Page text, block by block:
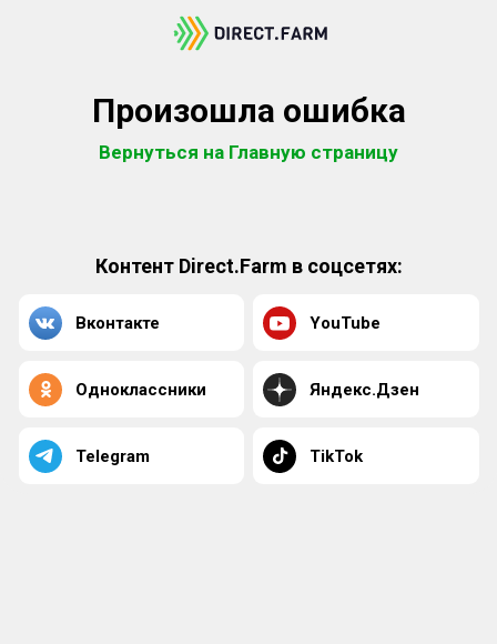
Произошла ошибка
Вернуться на Главную страницу
Контент Direct.Farm в соцсетях:
Вконтакте YouTube
Одноклассники Яндекс.Дзен
Telegram TikTok